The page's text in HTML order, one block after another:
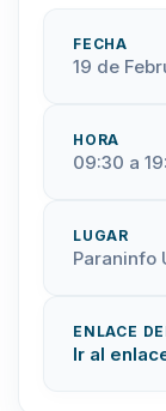
FECHA
19 de
HORA
09:30 a
LUGAR
Paraninfo
ENLACE
Ir al